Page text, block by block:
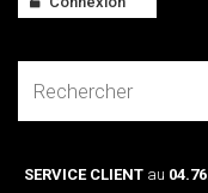
SERVICE CLIENT au